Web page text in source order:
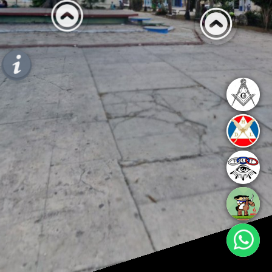
de la
Villa o O
´Donnell
Curiosidades